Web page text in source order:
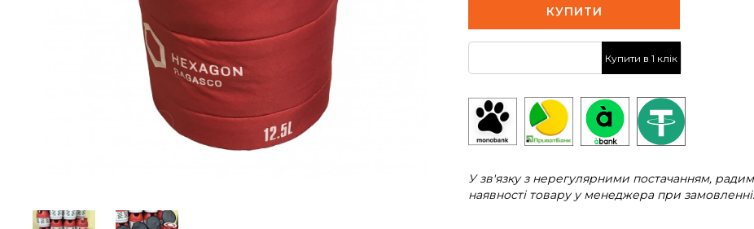
КУПИТИ
Купити в 1 клік
У зв'язку з нерегулярними постачанням,
наявності товару у менеджера при замовленні.